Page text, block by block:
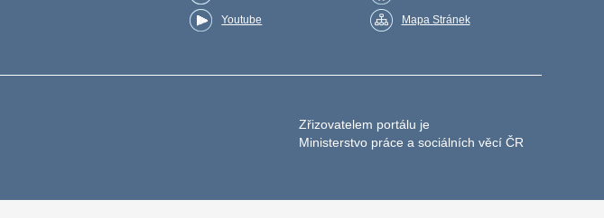
Youtube Mapa Stránek
Zřizovatelem portálu je
Ministerstvo práce a sociálních věcí ČR